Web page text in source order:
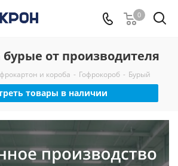
0
от производителя
и короба - Гофрокороб - Бурый
товары в наличии